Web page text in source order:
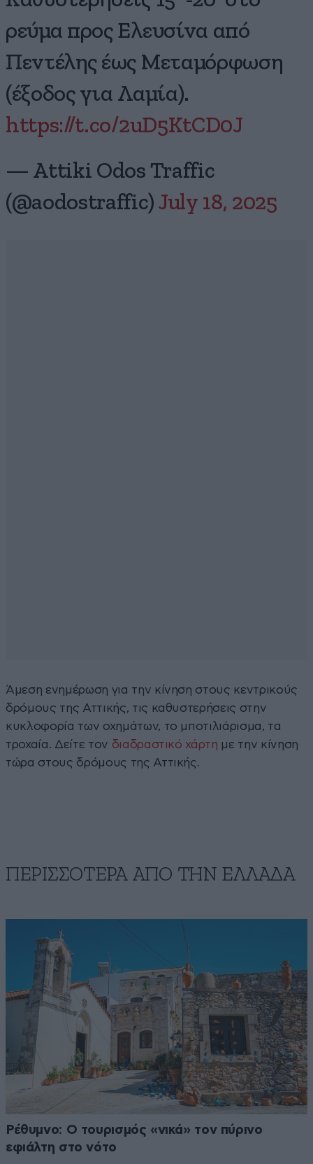
ρεύμα προς Ελευσίνα από
Πεντέλης έως Μεταμόρφωση
(έξοδος για Λαμία).
https://t.co/2uD5KtCD0J
— Attiki Odos Traffic
(@aodostraffic) July 18, 2025
Άμεση ενημέρωση για την κίνηση στους κεντρικούς
δρόμους της Αττικής, τις καθυστερήσεις στην
κυκλοφορία των οχημάτων, το μποτιλιάρισμα, τα
τροχαία. Δείτε τον διαδραστικό χάρτη με την κίνηση
τώρα στους δρόμους της Αττικής.
ΠΕΡΙΣΣΟΤΕΡΑ ΑΠΟ ΤΗΝ ΕΛΛΑΔΑ
Ρέθυμνο: Ο τουρισμός «νικά» τον πύρινο
εφιάλτη στο νότο